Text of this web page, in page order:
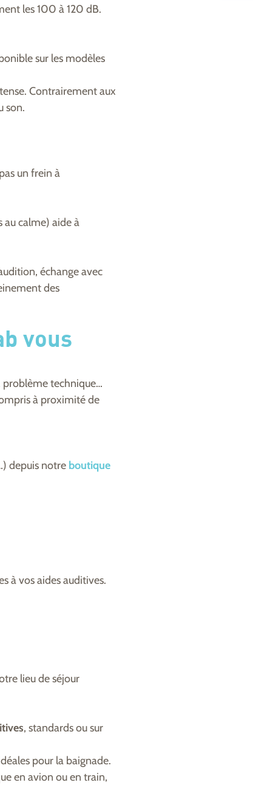
les 100 à 120 dB.
sur les modèles
Contrairement aux
son.
un frein à
au calme) aide à
échange avec
des
vous
problème technique…
à proximité de
depuis notre boutique
à vos aides auditives.
lieu de séjour
, standards ou sur
pour la baignade.
en avion ou en train,